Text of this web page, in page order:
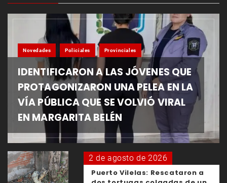
Novedades Policiales Provinciales
IDENTIFICARON A LAS JÓVENES QUE
PROTAGONIZARON UNA PELEA EN LA
VÍA PÚBLICA QUE SE VOLVIÓ VIRAL
EN MARGARITA BELÉN
2 de agosto de 2026
Puerto Vilelas: Rescataron a